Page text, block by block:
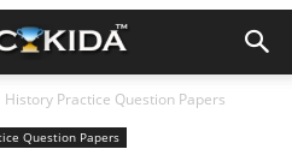
History Practice Question Papers
Question Papers